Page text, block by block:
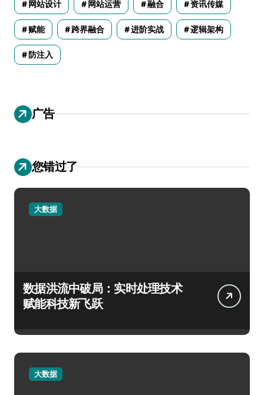
网站设计 网站运营 融合 资讯传媒
赋能 跨界融合 进阶实战 逻辑架构
防注入
广告
您错过了
大数据
数据洪流中破局：实时处理技术
赋能科技新飞跃
大数据